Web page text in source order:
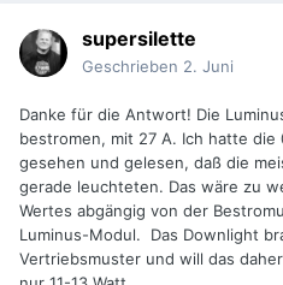
supersilette
Geschrieben 2. Juni
Danke für die Antwort! Die
bestromen, mit 27 A. Ich hatte die
gesehen und gelesen, daß die
gerade leuchteten. Das wäre zu
Wertes abgängig von der
Luminus-Modul. Das Downlight
Vertriebsmuster und will das